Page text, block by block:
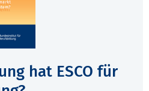
hat ESCO für